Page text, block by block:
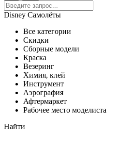
Disney Самолёты
Все категории
Скидки
Сборные модели
Краска
Везеринг
Химия, клей
Инструмент
Аэрография
Афтермаркет
Рабочее место моделиста
Найти